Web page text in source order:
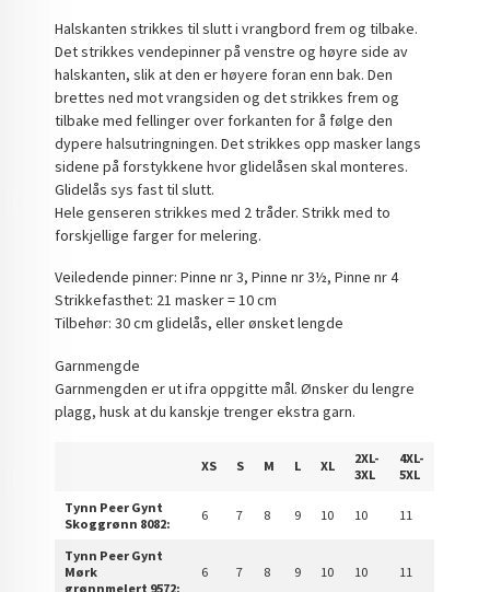
Halskanten strikkes til slutt i vrangbord frem og tilbake.
Det strikkes vendepinner på venstre og høyre side av
halskanten, slik at den er høyere foran enn bak. Den
brettes ned mot vrangsiden og det strikkes frem og
tilbake med fellinger over forkanten for å følge den
dypere halsutringningen. Det strikkes opp masker langs
sidene på forstykkene hvor glidelåsen skal monteres.
Glidelås sys fast til slutt.
Hele genseren strikkes med 2 tråder. Strikk med to
forskjellige farger for melering.
Veiledende pinner: Pinne nr 3, Pinne nr 3½, Pinne nr 4
Strikkefasthet: 21 masker = 10 cm
Tilbehør: 30 cm glidelås, eller ønsket lengde
Garnmengde
Garnmengden er ut ifra oppgitte mål. Ønsker du lengre
plagg, husk at du kanskje trenger ekstra garn.
XS S M L XL
2XL-
3XL
4XL-
5XL
Tynn Peer Gynt
Skoggrønn 8082:
6 7 8 9 10 10 11
Tynn Peer Gynt
Mørk
grønnmelert 9572:
6 7 8 9 10 10 11